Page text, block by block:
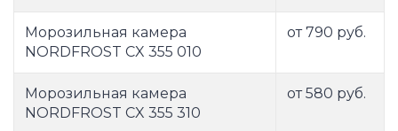
Морозильная камера
NORDFROST CX 355 010
от 790 руб.
Морозильная камера
NORDFROST CX 355 310
от 580 руб.